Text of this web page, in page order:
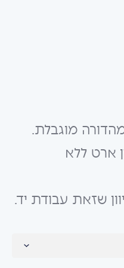
מוגבלת.
ארט ללא
שזאת עבודת יד.